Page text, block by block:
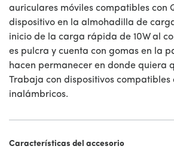
auriculares móviles compatibles con
dispositivo en la almohadilla de
inicio de la carga rápida de 10W al
es pulcra y cuenta con gomas en la
hacen permanecer en donde quiera
Trabaja con dispositivos compatibles
inalámbricos.
Características del accesorio